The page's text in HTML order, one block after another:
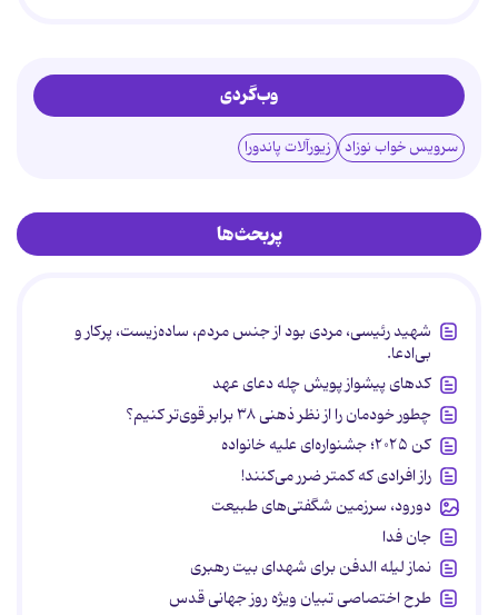
وب‌گردی
سرویس خواب نوزاد زیورآلات پاندورا
پربحث‌ها
شهید رئیسی، مردی بود از جنس مردم، ساده‌زیست، پرکار و
بی‌ادعا.
کدهای پیشواز پویش چله دعای عهد
چطور خودمان را از نظر ذهنی ۳۸ برابر قوی‌تر کنیم؟
کن ۲۰۲۵؛ جشنواره‌ای علیه خانواده
راز افرادی که کمتر ضرر می‌کنند!
دورود، سرزمین شگفتی‌های طبیعت
جان فدا
نماز لیله الدفن برای شهدای بیت رهبری
طرح اختصاصی تبیان ویژه روز جهانی قدس